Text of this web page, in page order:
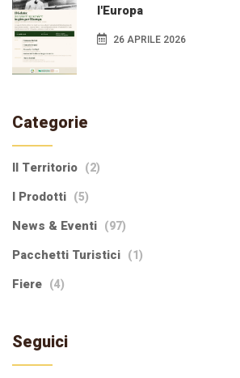
l'Europa
26 APRILE 2026
Categorie
Il Territorio (2)
I Prodotti (5)
News & Eventi (97)
Pacchetti Turistici (1)
Fiere (4)
Seguici